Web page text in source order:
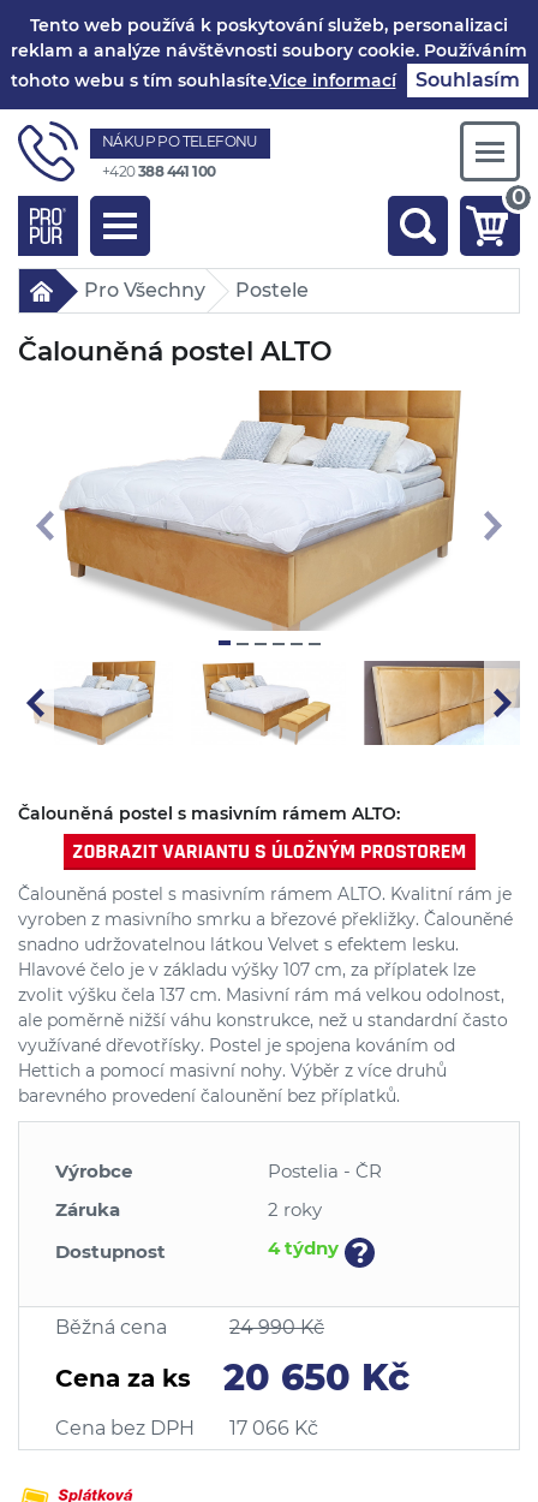
Tento web používá k poskytování služeb, personalizaci
reklam a analýze návštěvnosti soubory cookie. Používáním
tohoto webu s tím souhlasíte.Vice informací Souhlasím
NÁKUP PO TELEFONU
+420388 441 100
Toggle
navigation
0
Pro Všechny Postele
Čalouněná postel ALTO
Čalouněná postel s masivním rámem ALTO:
Čalouněná postel s masivním rámem ALTO. Kvalitní rám je
vyroben z masivního smrku a březové překližky. Čalouněné
snadno udržovatelnou látkou Velvet s efektem lesku.
Hlavové čelo je v základu výšky 107 cm, za příplatek lze
zvolit výšku čela 137 cm. Masivní rám má velkou odolnost,
ale poměrně nižší váhu konstrukce, než u standardní často
využívané dřevotřísky. Postel je spojena kováním od
Hettich a pomocí masivní nohy. Výběr z více druhů
barevného provedení čalounění bez příplatků.
Výrobce
Postelia - ČR
Záruka
2 roky
Dostupnost
4 týdny ?
Běžná cena 24 990 Kč
Cena za ks 20 650 Kč
Cena bez DPH 17 066 Kč